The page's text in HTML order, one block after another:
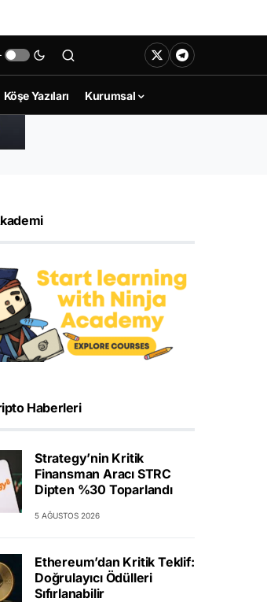
Köşe Yazıları Kurumsal
Haberleri
Strategy’nin Kritik
Finansman Aracı STRC
Dipten %30 Toparlandı
5 AĞUSTOS 2026
Ethereum’dan Kritik Teklif:
Doğrulayıcı Ödülleri
Sıfırlanabilir